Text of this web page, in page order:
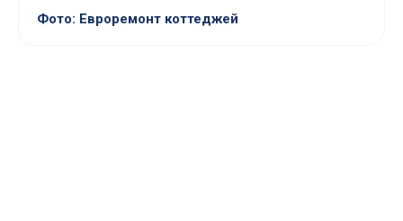
Фото: Евроремонт коттеджей